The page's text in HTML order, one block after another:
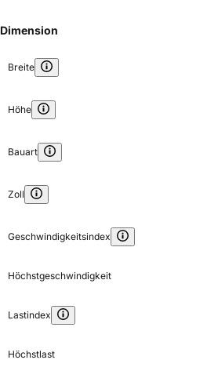
Dimension
Breite
Höhe
Bauart
Zoll
Geschwindigkeitsindex
Höchstgeschwindigkeit
Lastindex
Höchstlast